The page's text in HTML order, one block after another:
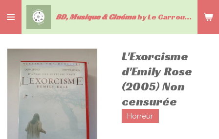
au
contenu
BD, Musique & Cinémaby Le Carrousel du livre
L'Exorcisme
d'Emily Rose
(2005) Non
censurée
Horreur